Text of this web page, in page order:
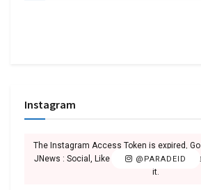
Instagram
@PARADEID
The Instagram Access Token is expired,
JNews : Social, Like & View > Instagram
it.